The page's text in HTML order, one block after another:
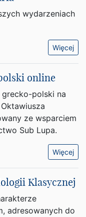
wydarzeniach
Więcej
online
grecko-polski na
ze wsparciem
Sub Lupa.
Więcej
Klasycznej
adresowanych do